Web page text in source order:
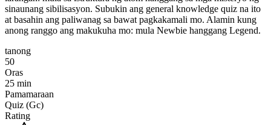
sinaunang sibilisasyon. Subukin ang general knowledge quiz na ito
at basahin ang paliwanag sa bawat pagkakamali mo. Alamin kung
anong ranggo ang makukuha mo: mula Newbie hanggang Legend.
tanong
50
Oras
25 min
Pamamaraan
Quiz (Gc)
Rating